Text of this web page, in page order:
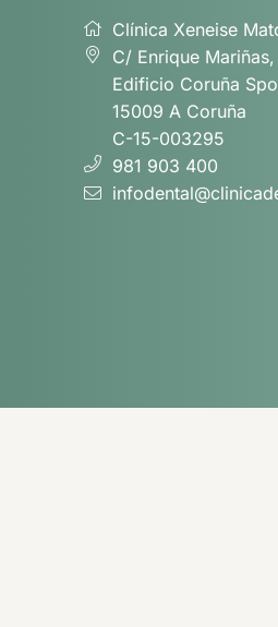
Clínica Xeneise
C/ Enrique Mariñas,
Edificio Coruña
15009 A Coruña
C-15-003295
981 903 400